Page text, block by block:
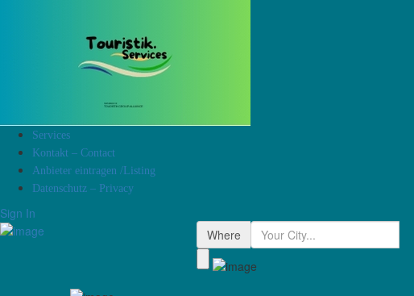
Services
Kontakt – Contact
Anbieter eintragen /Listing
Datenschutz – Privacy
Sign In
Where